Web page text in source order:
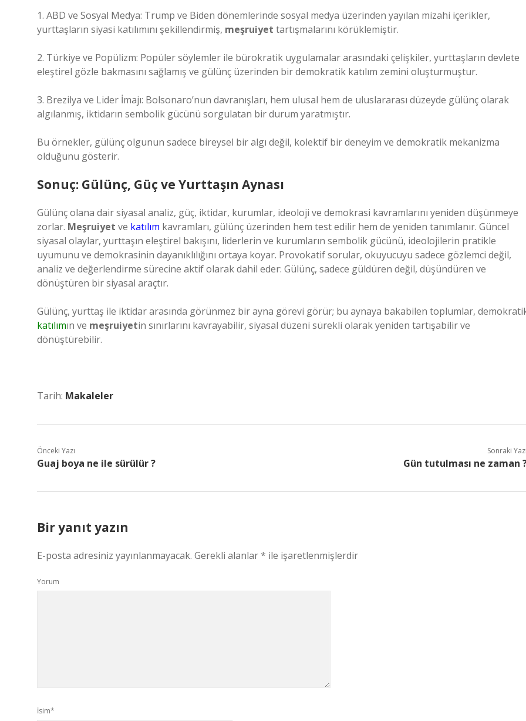
1. ABD ve Sosyal Medya: Trump ve Biden dönemlerinde sosyal medya üzerinden yayılan mizahi içerikler,
yurttaşların siyasi katılımını şekillendirmiş, meşruiyet tartışmalarını körüklemiştir.
2. Türkiye ve Popülizm: Popüler söylemler ile bürokratik uygulamalar arasındaki çelişkiler, yurttaşların devlete
eleştirel gözle bakmasını sağlamış ve gülünç üzerinden bir demokratik katılım zemini oluşturmuştur.
3. Brezilya ve Lider İmajı: Bolsonaro’nun davranışları, hem ulusal hem de uluslararası düzeyde gülünç olarak
algılanmış, iktidarın sembolik gücünü sorgulatan bir durum yaratmıştır.
Bu örnekler, gülünç olgunun sadece bireysel bir algı değil, kolektif bir deneyim ve demokratik mekanizma
olduğunu gösterir.
Sonuç: Gülünç, Güç ve Yurttaşın Aynası
Gülünç olana dair siyasal analiz, güç, iktidar, kurumlar, ideoloji ve demokrasi kavramlarını yeniden düşünmeye
zorlar. Meşruiyet ve katılım kavramları, gülünç üzerinden hem test edilir hem de yeniden tanımlanır. Güncel
siyasal olaylar, yurttaşın eleştirel bakışını, liderlerin ve kurumların sembolik gücünü, ideolojilerin pratikle
uyumunu ve demokrasinin dayanıklılığını ortaya koyar. Provokatif sorular, okuyucuyu sadece gözlemci değil,
analiz ve değerlendirme sürecine aktif olarak dahil eder: Gülünç, sadece güldüren değil, düşündüren ve
dönüştüren bir siyasal araçtır.
Gülünç, yurttaş ile iktidar arasında görünmez bir ayna görevi görür; bu aynaya bakabilen toplumlar,
katılımın ve meşruiyetin sınırlarını kavrayabilir, siyasal düzeni sürekli olarak yeniden tartışabilir ve
dönüştürebilir.
Tarih: Makaleler
Önceki Yazı
Guaj boya ne ile sürülür ?
Sonraki
Gün tutulması ne zaman
Bir yanıt yazın
E-posta adresiniz yayınlanmayacak. Gerekli alanlar* ile işaretlenmişlerdir
Yorum
İsim*